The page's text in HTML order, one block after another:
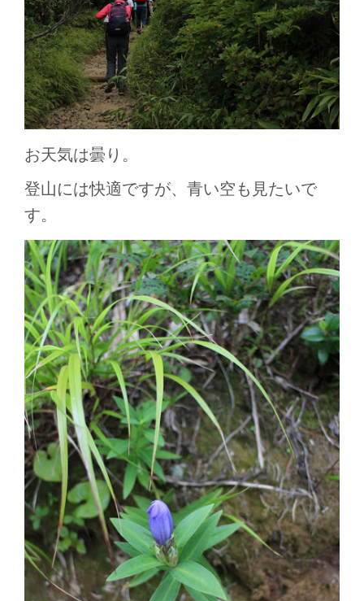
お天気は曇り。
登山には快適ですが、青い空も見たいで
す。